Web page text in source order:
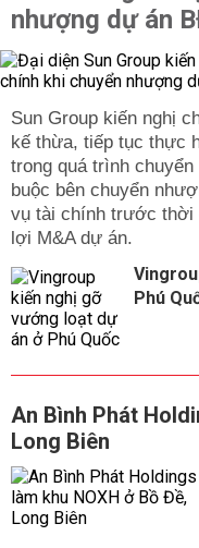
nhượng dự án
Sun Group kiến nghị
kế thừa, tiếp tục thực
trong quá trình
buộc bên chuyển
vụ tài chính trước thời
lợi M&A dự án.
Phú
An Bình Phát
Long Biên